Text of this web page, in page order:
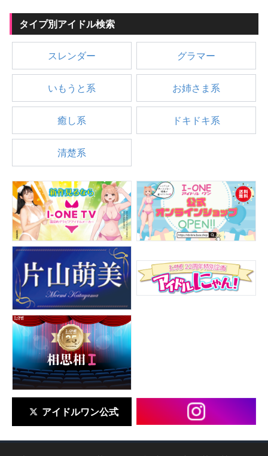
タイプ別アイドル検索
スレンダー グラマー
いもうと系 お姉さま系
癒し系 ドキドキ系
清楚系
アイドルワン公式